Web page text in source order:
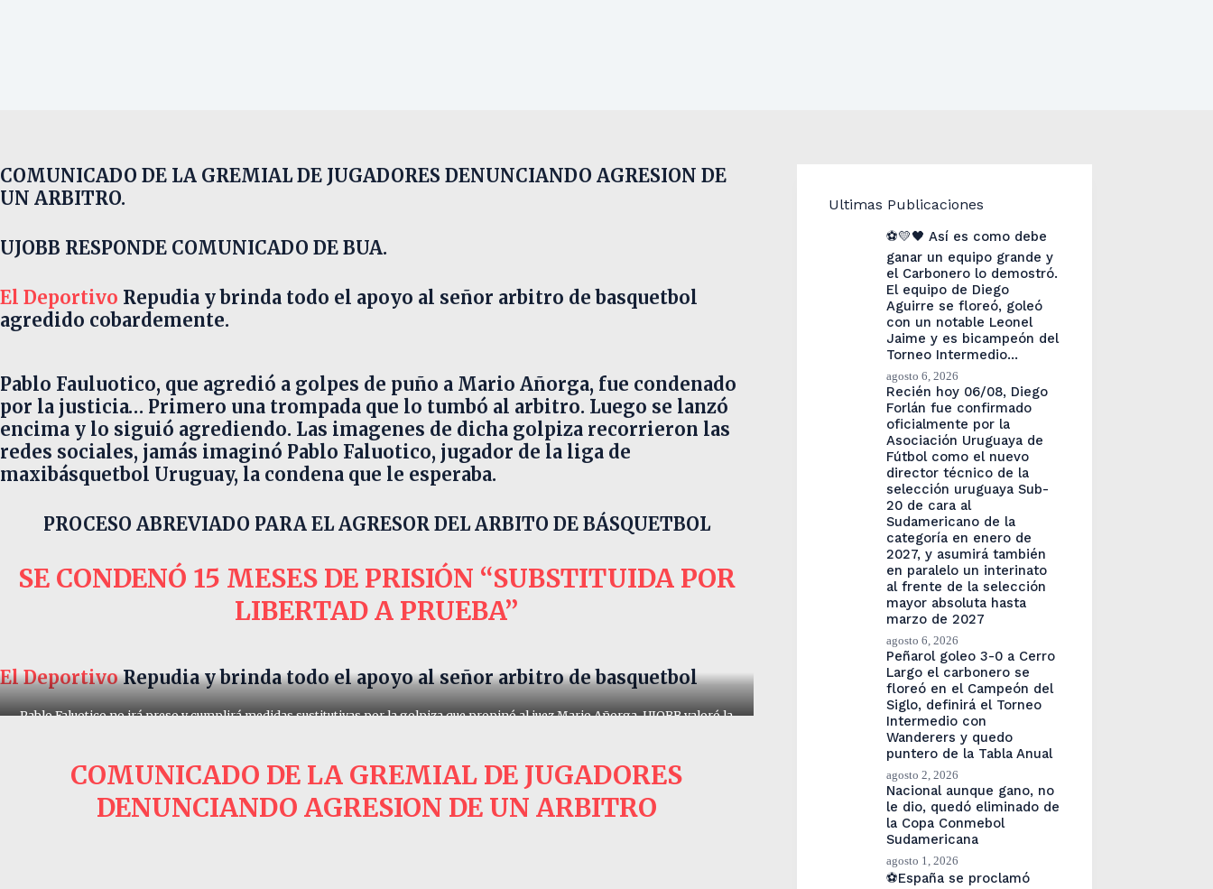
COMUNICADO DE LA GREMIAL DE JUGADORES DENUNCIANDO AGRESION DE
UN ARBITRO.
UJOBB RESPONDE COMUNICADO DE BUA.
El Deportivo Repudia y brinda todo el apoyo al señor arbitro de basquetbol
agredido cobardemente.
Pablo Fauluotico, que agredió a golpes de puño a Mario Añorga, fue condenado
por la justicia… Primero una trompada que lo tumbó al arbitro. Luego se lanzó
encima y lo siguió agrediendo. Las imagenes de dicha golpiza recorrieron las
redes sociales, jamás imaginó Pablo Faluotico, jugador de la liga de
maxibásquetbol Uruguay, la condena que le esperaba.
PROCESO ABREVIADO PARA EL AGRESOR DEL ARBITO DE BÁSQUETBOL
SE CONDENÓ 15 MESES DE PRISIÓN “SUBSTITUIDA POR
LIBERTAD A PRUEBA”
El DeportivoRepudia y brinda todo el apoyo al señor arbitro de basquetbol
Pablo Faluotico no irá preso y cumplirá medidas sustitutivas por la golpiza que propinó al juez Mario Añorga. UJOBB valoró la
COMUNICADO DE LA GREMIAL DE JUGADORES
DENUNCIANDO AGRESION DE UN ARBITRO
Ultimas Publicaciones
⚽💛🖤 Así es como debe
ganar un equipo grande y
el Carbonero lo demostró.
El equipo de Diego
Aguirre se floreó, goleó
con un notable Leonel
Jaime y es bicampeón del
Torneo Intermedio…
agosto 6, 2026
Recién hoy 06/08, Diego
Forlán fue confirmado
oficialmente por la
Asociación Uruguaya de
Fútbol como el nuevo
director técnico de la
selección uruguaya Sub-
20 de cara al
Sudamericano de la
categoría en enero de
2027, y asumirá también
en paralelo un interinato
al frente de la selección
mayor absoluta hasta
marzo de 2027
agosto 6, 2026
Peñarol goleo 3-0 a Cerro
Largo el carbonero se
floreó en el Campeón del
Siglo, definirá el Torneo
Intermedio con
Wanderers y quedo
puntero de la Tabla Anual
agosto 2, 2026
Nacional aunque gano, no
le dio, quedó eliminado de
la Copa Conmebol
Sudamericana
agosto 1, 2026
⚽España se proclamó